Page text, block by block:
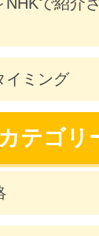
イミング
カテゴリ